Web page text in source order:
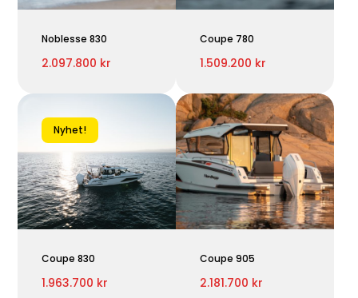
Noblesse 830
2.097.800 kr
Coupe 780
1.509.200 kr
Nyhet!
Coupe 830
1.963.700 kr
Coupe 905
2.181.700 kr